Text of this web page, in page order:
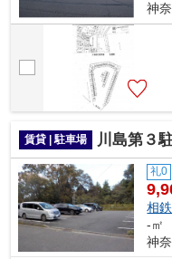
神
賃貸 | 駐車場 川島第３
礼0
相
-㎡
神